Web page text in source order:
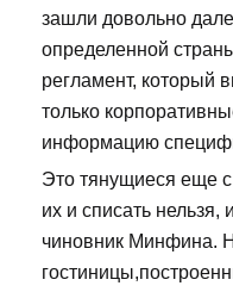
зашли довольно
определенной
регламент, который
только
информацию
Это тянущиеся еще
их и списать нельзя,
чиновник Минфина.